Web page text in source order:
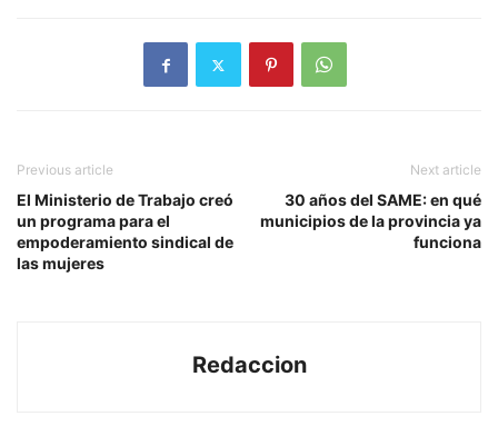
Previous article
El Ministerio de Trabajo creó
un programa para el
empoderamiento sindical de
las mujeres
Next article
30 años del SAME: en qué
municipios de la provincia ya
funciona
Redaccion